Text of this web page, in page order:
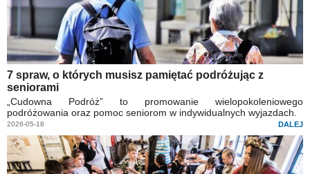
7 spraw, o których musisz pamiętać podróżując z
seniorami
„Cudowna Podróż” to promowanie wielopokoleniowego
podróżowania oraz pomoc seniorom w indywidualnych wyjazdach.
2026-05-18 DALEJ